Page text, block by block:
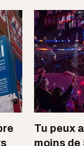
Tu peux
moins